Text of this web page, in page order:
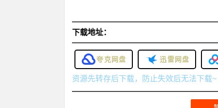
下载地址：
夸克网盘 迅雷网盘
资源先转存后下载，防止失效后无法下载~